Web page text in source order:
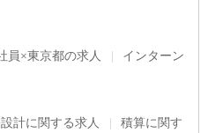
員×東京都の求人
インターン
計に関する求人
積算に関す